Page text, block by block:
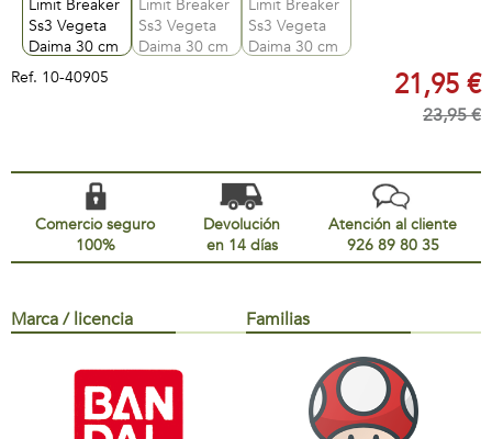
Ref. 10-40905 21,95 €
23,95 €
Comercio seguro
100%
Devolución
en 14 días
Atención al cliente
926 89 80 35
Marca / licencia Familias